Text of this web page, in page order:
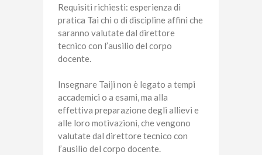
Requisiti richiesti: esperienza di
pratica Tai chi o di discipline affini che
saranno valutate dal direttore
tecnico con l’ausilio del corpo
docente.
Insegnare Taiji non è legato a tempi
accademici o a esami, ma alla
effettiva preparazione degli allievi e
alle loro motivazioni, che vengono
valutate dal direttore tecnico con
l’ausilio del corpo docente.